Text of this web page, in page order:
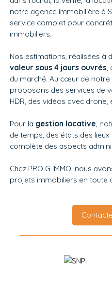
notre agence immobilière à
service complet pour
immobiliers.
Nos estimations, réalisées à
valeur sous 4 jours ouvrés
du marché. Au cœur de
proposons des services de
HDR, des vidéos avec drone,
Pour la gestion locative ,
de temps, des états des
complète des aspects
Chez PRO G IMMO, nous
projets immobiliers en toute